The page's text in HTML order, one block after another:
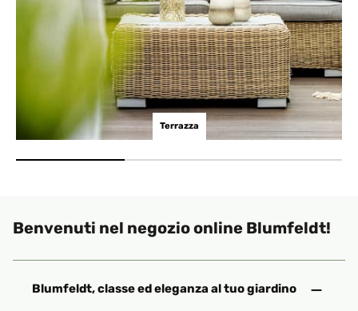
Terrazza
Benvenuti nel negozio online Blumfeldt!